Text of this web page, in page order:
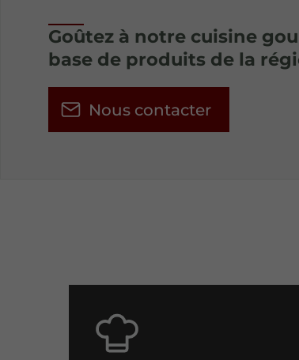
Goûtez à notre cuisine
base de produits de la
Nous contacter